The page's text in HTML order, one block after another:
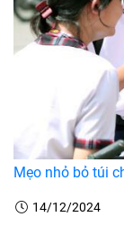
Mẹo nhỏ bỏ túi
14/12/2024